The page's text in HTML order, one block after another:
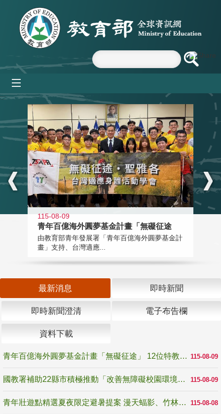
跳到主要內容區塊
:::
115-08-09
青年百億海外圓夢基金計畫「無礙征途
由教育部青年發展署「青年百億海外圓夢基金計
畫」支持、台灣適應...
最新消息 即時新聞
即時新聞澄清 電子布告欄
資料下載
115-08-09
青年百億海外圓夢基金計畫「無礙征途」 12位特教與弱勢青年勇闖西班牙 跨越感官限制見證生命蛻變
115-08-09
國教署補助22縣市積極推動「改善無障礙校園環境計畫」 打造友善、安全、無礙學習空間
115-08-08
青年壯遊點精選夏夜限定避暑提案 漫天蝠影、竹林尋蛙、茶香夜觀 邀青年暮色出發